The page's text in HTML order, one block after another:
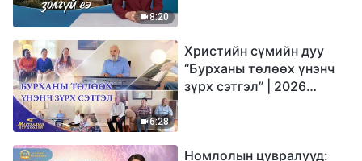
8:20
6:28
Христийн сүмийн дуу
“Бурханы төлөөх үнэнч
зүрх сэтгэл” | 2026
Номлолын цувралууд: